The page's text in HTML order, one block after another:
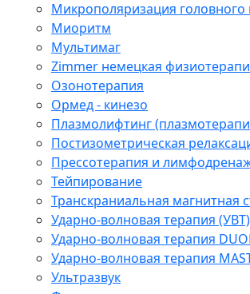
Микрополяризация головного
Миоритм
Мультимаг
Zimmer немецкая
Озонотерапия
Ормед - кинезо
Плазмолифтинг
Постизометрическая
Прессотерапия и
Тейпирование
Транскраниальная магнитная
Ударно-волновая терапия
Ударно-волновая терапия
Ударно-волновая терапия
Ультразвук